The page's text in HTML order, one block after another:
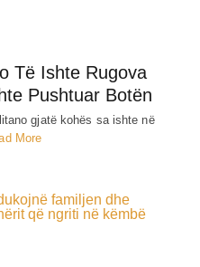
Të Ishte Rugova
Pushtuar Botën
gjatë kohës sa ishte në
More